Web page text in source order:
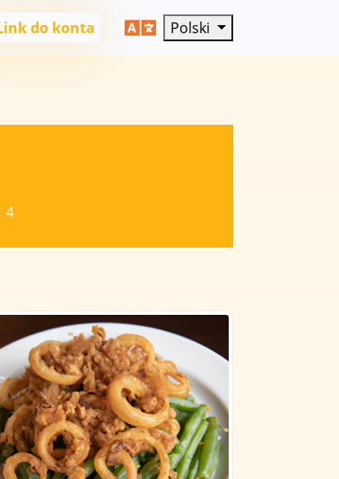
do konta Polski
4